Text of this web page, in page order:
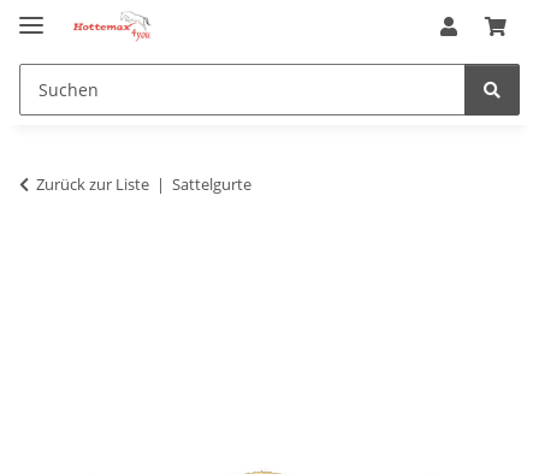
Zurück zur Liste Sattelgurte